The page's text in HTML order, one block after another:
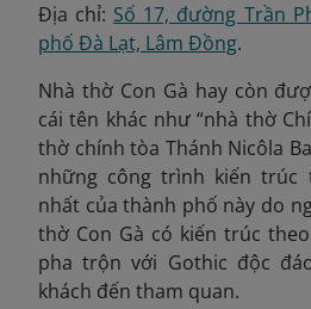
Địa chỉ: Số 17, đường Trần
phố Đà Lạt, Lâm Đồng.
Nhà thờ Con Gà hay còn
cái tên khác như “nhà thờ
thờ chính tòa Thánh Nicôla
những công trình kiến trúc
nhất của thành phố này do
thờ Con Gà có kiến trúc
pha trộn với Gothic độc
khách đến tham quan.